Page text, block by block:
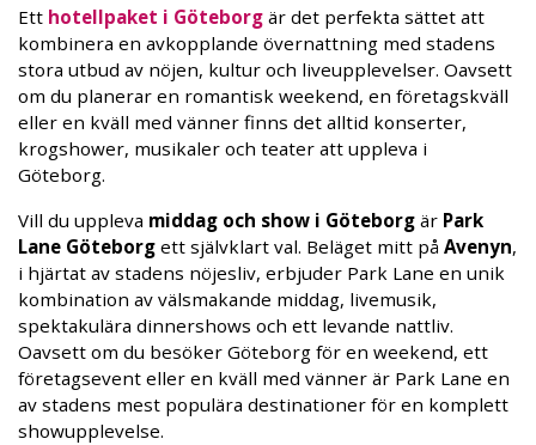
Ett hotellpaket i Göteborg är det perfekta sättet att
kombinera en avkopplande övernattning med stadens
stora utbud av nöjen, kultur och liveupplevelser. Oavsett
om du planerar en romantisk weekend, en företagskväll
eller en kväll med vänner finns det alltid konserter,
krogshower, musikaler och teater att uppleva i
Göteborg.
Vill du uppleva middag och show i Göteborg är Park
Lane Göteborg ett självklart val. Beläget mitt på Avenyn,
i hjärtat av stadens nöjesliv, erbjuder Park Lane en unik
kombination av välsmakande middag, livemusik,
spektakulära dinnershows och ett levande nattliv.
Oavsett om du besöker Göteborg för en weekend, ett
företagsevent eller en kväll med vänner är Park Lane en
av stadens mest populära destinationer för en komplett
showupplevelse.